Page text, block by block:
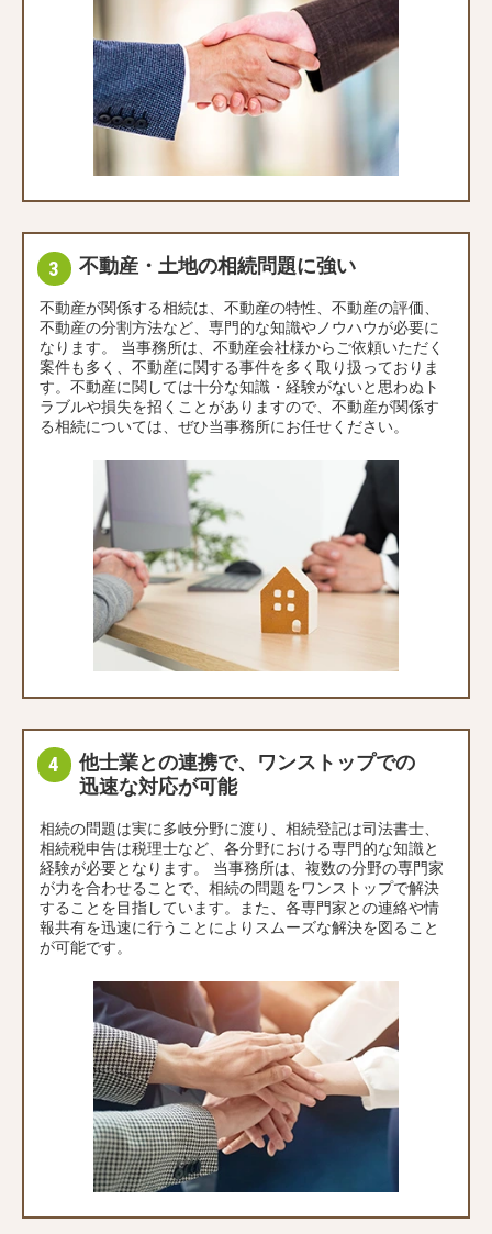
不動産・土地の相続問題に強い
不動産が関係する相続は、不動産の特性、不動産の評価、
不動産の分割方法など、専門的な知識やノウハウが必要に
なります。 当事務所は、不動産会社様からご依頼いただく
案件も多く、不動産に関する事件を多く取り扱っておりま
す。不動産に関しては十分な知識・経験がないと思わぬト
ラブルや損失を招くことがありますので、不動産が関係す
る相続については、ぜひ当事務所にお任せください。
他士業との連携で、ワンストップでの
迅速な対応が可能
相続の問題は実に多岐分野に渡り、相続登記は司法書士、
相続税申告は税理士など、各分野における専門的な知識と
経験が必要となります。 当事務所は、複数の分野の専門家
が力を合わせることで、相続の問題をワンストップで解決
することを目指しています。また、各専門家との連絡や情
報共有を迅速に行うことによりスムーズな解決を図ること
が可能です。